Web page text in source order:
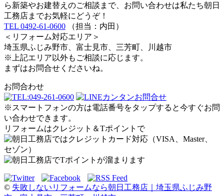
ら新築やお建替えのご相談まで、お問い合わせは私たち朝日
工務店までお気軽にどうぞ！
TEL 0492-61-0600 （担当：内田）
＜リフォーム対応エリア＞
埼玉県ふじみ野市、富士見市、三芳町、川越市
※上記エリア以外もご相談に応じます。
まずはお問合せくださいね。
お問合わせ
※スマートフォンの方は電話番号をタップすると今すぐお問
い合わせできます。
リフォームはクレジット＆Tポイントで
© 失敗しないリフォームなら朝日工務店｜埼玉県ふじみ野